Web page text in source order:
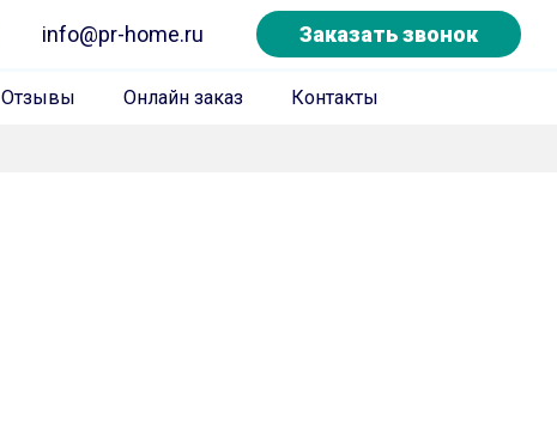
info@pr-home.ru Заказать звонок
Отзывы Онлайн заказ Контакты